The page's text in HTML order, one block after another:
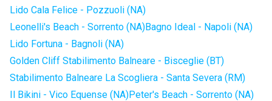
Lido Cala Felice - Pozzuoli (NA)
Leonelli's Beach - Sorrento (NA)Bagno Ideal - Napoli (NA)
Lido Fortuna - Bagnoli (NA)
Golden Cliff Stabilimento Balneare - Bisceglie (BT)
Stabilimento Balneare La Scogliera - Santa Severa (RM)
Il Bikini - Vico Equense (NA)Peter's Beach - Sorrento (NA)